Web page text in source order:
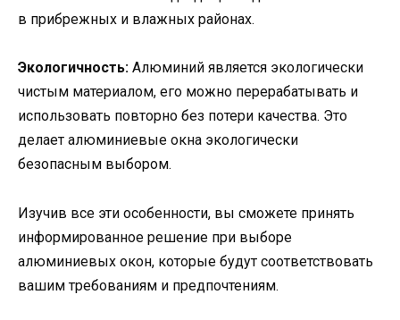
в прибрежных и влажных районах.
Экологичность: Алюминий является экологически
чистым материалом, его можно перерабатывать и
использовать повторно без потери качества. Это
делает алюминиевые окна экологически
безопасным выбором.
Изучив все эти особенности, вы сможете принять
информированное решение при выборе
алюминиевых окон, которые будут соответствовать
вашим требованиям и предпочтениям.